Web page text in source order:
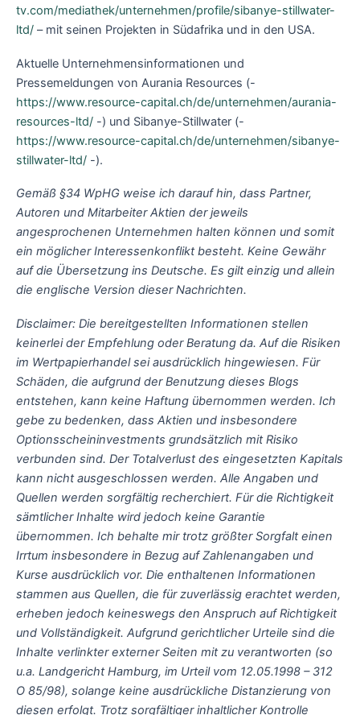
tv.com/mediathek/unternehmen/profile/sibanye-stillwater-
ltd/ – mit seinen Projekten in Südafrika und in den USA.
Aktuelle Unternehmensinformationen und
Pressemeldungen von Aurania Resources (-
https://www.resource-capital.ch/de/unternehmen/aurania-
resources-ltd/ -) und Sibanye-Stillwater (-
https://www.resource-capital.ch/de/unternehmen/sibanye-
stillwater-ltd/ -).
Gemäß §34 WpHG weise ich darauf hin, dass Partner,
Autoren und Mitarbeiter Aktien der jeweils
angesprochenen Unternehmen halten können und somit
ein möglicher Interessenkonflikt besteht. Keine Gewähr
auf die Übersetzung ins Deutsche. Es gilt einzig und allein
die englische Version dieser Nachrichten.
Disclaimer: Die bereitgestellten Informationen stellen
keinerlei der Empfehlung oder Beratung da. Auf die Risiken
im Wertpapierhandel sei ausdrücklich hingewiesen. Für
Schäden, die aufgrund der Benutzung dieses Blogs
entstehen, kann keine Haftung übernommen werden. Ich
gebe zu bedenken, dass Aktien und insbesondere
Optionsscheininvestments grundsätzlich mit Risiko
verbunden sind. Der Totalverlust des eingesetzten Kapitals
kann nicht ausgeschlossen werden. Alle Angaben und
Quellen werden sorgfältig recherchiert. Für die Richtigkeit
sämtlicher Inhalte wird jedoch keine Garantie
übernommen. Ich behalte mir trotz größter Sorgfalt einen
Irrtum insbesondere in Bezug auf Zahlenangaben und
Kurse ausdrücklich vor. Die enthaltenen Informationen
stammen aus Quellen, die für zuverlässig erachtet werden,
erheben jedoch keineswegs den Anspruch auf Richtigkeit
und Vollständigkeit. Aufgrund gerichtlicher Urteile sind die
Inhalte verlinkter externer Seiten mit zu verantworten (so
u.a. Landgericht Hamburg, im Urteil vom 12.05.1998 – 312
O 85/98), solange keine ausdrückliche Distanzierung von
diesen erfolgt. Trotz sorgfältiger inhaltlicher Kontrolle